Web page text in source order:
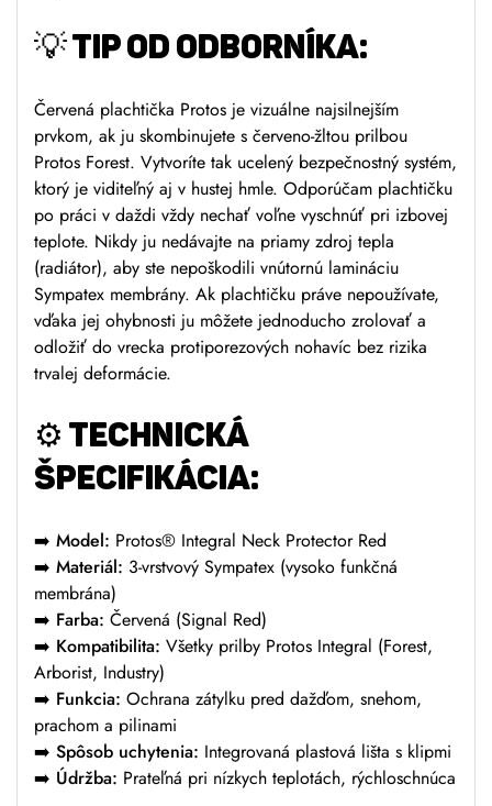
💡 TIP OD ODBORNÍKA:
Červená plachtička Protos je vizuálne najsilnejším
prvkom, ak ju skombinujete s červeno-žltou prilbou
Protos Forest. Vytvoríte tak ucelený bezpečnostný systém,
ktorý je viditeľný aj v hustej hmle. Odporúčam plachtičku
po práci v daždi vždy nechať voľne vyschnúť pri izbovej
teplote. Nikdy ju nedávajte na priamy zdroj tepla
(radiátor), aby ste nepoškodili vnútornú lamináciu
Sympatex membrány. Ak plachtičku práve nepoužívate,
vďaka jej ohybnosti ju môžete jednoducho zrolovať a
odložiť do vrecka protiporezových nohavíc bez rizika
trvalej deformácie.
⚙️ TECHNICKÁ
ŠPECIFIKÁCIA:
➡️ Model: Protos® Integral Neck Protector Red
➡️ Materiál: 3-vrstvový Sympatex (vysoko funkčná
membrána)
➡️ Farba: Červená (Signal Red)
➡️ Kompatibilita: Všetky prilby Protos Integral (Forest,
Arborist, Industry)
➡️ Funkcia: Ochrana zátylku pred dažďom, snehom,
prachom a pilinami
➡️ Spôsob uchytenia: Integrovaná plastová lišta s klipmi
➡️ Údržba: Prateľná pri nízkych teplotách, rýchloschnúca